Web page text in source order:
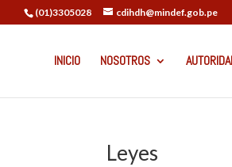
(01)3305028 cdihdh@mindef.gob.pe
INICIO NOSOTROS
Leyes